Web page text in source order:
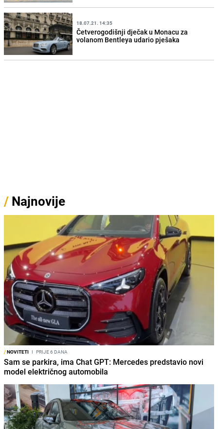
18.07.21. 14:35
Četverogodišnji dječak u Monacu za
volanom Bentleya udario pješaka
/ Najnovije
/NOVITETI I PRIJE 6 DANA
Sam se parkira, ima Chat GPT: Mercedes predstavio novi
model električnog automobila